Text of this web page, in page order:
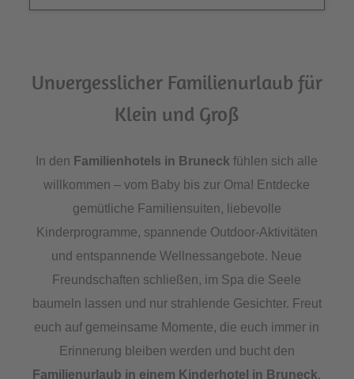
Unvergesslicher Familienurlaub für
Klein und Groß
In den Familienhotels in Bruneck fühlen sich alle
willkommen – vom Baby bis zur Oma! Entdecke
gemütliche Familiensuiten, liebevolle
Kinderprogramme, spannende Outdoor-Aktivitäten
und entspannende Wellnessangebote. Neue
Freundschaften schließen, im Spa die Seele
baumeln lassen und nur strahlende Gesichter. Freut
euch auf gemeinsame Momente, die euch immer in
Erinnerung bleiben werden und bucht den
Familienurlaub in einem Kinderhotel in Bruneck.